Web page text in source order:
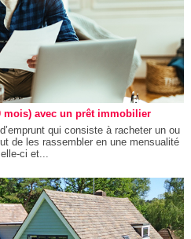
mois) avec un prêt immobilier
qui consiste à racheter un ou
de les rassembler en une mensualité
ci et...